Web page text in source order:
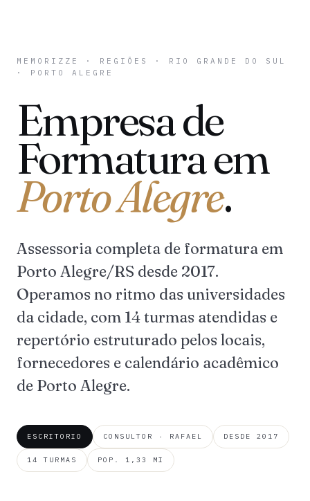
MEMORIZZE · REGIÕES · RIO GRANDE DO SUL
· PORTO ALEGRE
Empresa de
Formatura em
Porto Alegre.
Assessoria completa de formatura em
Porto Alegre/RS desde 2017.
Operamos no ritmo das universidades
da cidade, com 14 turmas atendidas e
repertório estruturado pelos locais,
fornecedores e calendário acadêmico
de Porto Alegre.
ESCRITORIO CONSULTOR · RAFAEL DESDE 2017
14 TURMAS POP. 1,33 MI